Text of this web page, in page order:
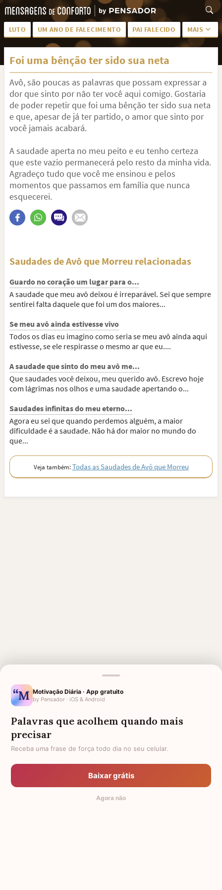
LUTO UM ANO DE FALECIMENTO PAI FALECIDO MAIS
LUTO PARA AMIGA PALAVRAS
SAUDADES DA MÃE
PÊSAMES PARA AMIGA DESCANSE EM PAZ
MEUS SENTIMENTOS PÊSAMES PARA AMIGO
FRASES DE LUTO PARA AMIGO FIM DE NAMORO
Foi uma bênção ter sido sua neta
Avô, são poucas as palavras que possam expressar a
dor que sinto por não ter você aqui comigo. Gostaria
de poder repetir que foi uma bênção ter sido sua neta
e que, apesar de já ter partido, o amor que sinto por
você jamais acabará.
A saudade aperta no meu peito e eu tenho certeza
que este vazio permanecerá pelo resto da minha vida.
Agradeço tudo que você me ensinou e pelos
momentos que passamos em família que nunca
esquecerei.
Saudades de Avô que Morreu relacionadas
Guardo no coração um lugar para o...
A saudade que meu avô deixou é irreparável. Sei que sempre
sentirei falta daquele que foi um dos maiores...
Se meu avô ainda estivesse vivo
Todos os dias eu imagino como seria se meu avô ainda aqui
estivesse, se ele respirasse o mesmo ar que eu....
A saudade que sinto do meu avô me...
Que saudades você deixou, meu querido avô. Escrevo hoje
com lágrimas nos olhos e uma saudade apertando o...
Saudades infinitas do meu eterno...
Agora eu sei que quando perdemos alguém, a maior
dificuldade é a saudade. Não há dor maior no mundo do
que...
Veja também:Todas as Saudades de Avô que Morreu
PARA UMA PESSOA ESPECIAL
QUE FALECEU
PERDEU SUA FILHA
FALECIDA
FRASES EVANGÉLICAS PARA
Motivação Diária · App gratuito
by Pensador · iOS & Android
Palavras que acolhem quando mais
precisar
Receba uma frase de força todo dia no seu celular.
Baixar grátis
Agora não